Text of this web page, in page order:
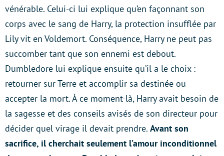
vénérable. Celui-ci lui explique qu’en façonnant son
corps avec le sang de Harry, la protection insufflée par
Lily vit en Voldemort. Conséquence, Harry ne peut pas
succomber tant que son ennemi est debout.
Dumbledore lui explique ensuite qu’il a le choix :
retourner sur Terre et accomplir sa destinée ou
accepter la mort. À ce moment-là, Harry avait besoin de
la sagesse et des conseils avisés de son directeur pour
décider quel virage il devait prendre. Avant son
sacrifice, il cherchait seulement l’amour inconditionnel